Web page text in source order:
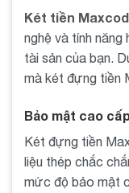
Két tiền
nghệ và tính năng
tài sản của bạn.
mà két đựng tiền
Bảo mật cao
Két đựng tiền
liệu thép chắc
mức độ bảo mật